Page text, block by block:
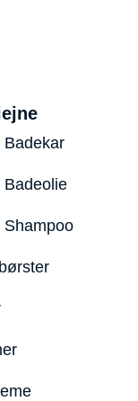
Badekar
Badeolie
Shampoo